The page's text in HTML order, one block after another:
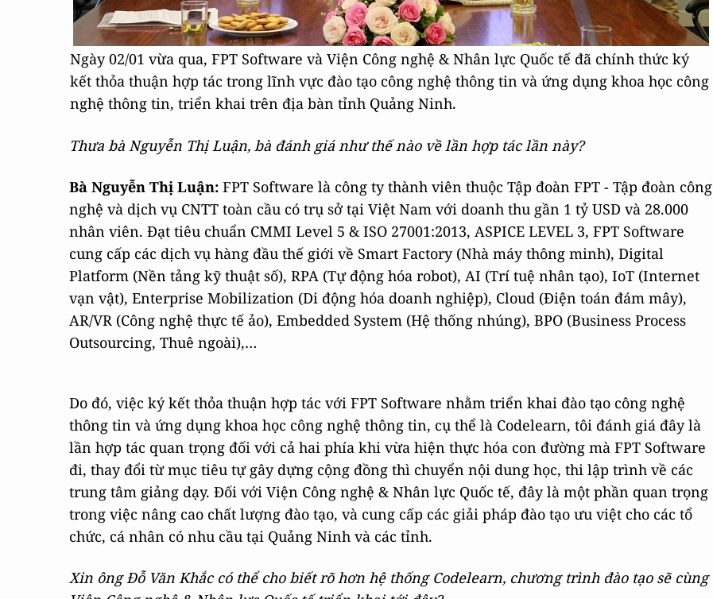
Ngày 02/01 vừa qua, FPT Software và Viện Công nghệ & Nhân lực Quốc tế đã chính thức ký
kết thỏa thuận hợp tác trong lĩnh vực đào tạo công nghệ thông tin và ứng dụng khoa học công
nghệ thông tin, triển khai trên địa bàn tỉnh Quảng Ninh.
Thưa bà Nguyễn Thị Luận, bà đánh giá như thế nào về lần hợp tác lần này?
Bà Nguyễn Thị Luận: FPT Software là công ty thành viên thuộc Tập đoàn FPT - Tập đoàn công
nghệ và dịch vụ CNTT toàn cầu có trụ sở tại Việt Nam với doanh thu gần 1 tỷ USD và 28.000
nhân viên. Đạt tiêu chuẩn CMMI Level 5 & ISO 27001:2013, ASPICE LEVEL 3, FPT Software
cung cấp các dịch vụ hàng đầu thế giới về Smart Factory (Nhà máy thông minh), Digital
Platform (Nền tảng kỹ thuật số), RPA (Tự động hóa robot), AI (Trí tuệ nhân tạo), IoT (Internet
vạn vật), Enterprise Mobilization (Di động hóa doanh nghiệp), Cloud (Điện toán đám mây),
AR/VR (Công nghệ thực tế ảo), Embedded System (Hệ thống nhúng), BPO (Business Process
Outsourcing, Thuê ngoài),…
Do đó, việc ký kết thỏa thuận hợp tác với FPT Software nhằm triển khai đào tạo công nghệ
thông tin và ứng dụng khoa học công nghệ thông tin, cụ thể là Codelearn, tôi đánh giá đây là
lần hợp tác quan trọng đối với cả hai phía khi vừa hiện thực hóa con đường mà FPT Software
đi, thay đổi từ mục tiêu tự gây dựng cộng đồng thì chuyển nội dung học, thi lập trình về các
trung tâm giảng dạy. Đối với Viện Công nghệ & Nhân lực Quốc tế, đây là một phần quan trọng
trong việc nâng cao chất lượng đào tạo, và cung cấp các giải pháp đào tạo ưu việt cho các tổ
chức, cá nhân có nhu cầu tại Quảng Ninh và các tỉnh.
Xin ông Đỗ Văn Khắc có thể cho biết rõ hơn hệ thống Codelearn, chương trình đào tạo sẽ cùng